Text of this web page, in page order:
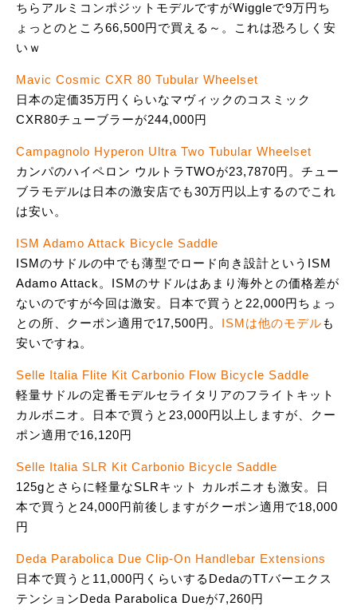
ちらアルミコンポジットモデルですがWiggleで9万円ち
ょっとのところ66,500円で買える～。これは恐ろしく安
いｗ
Mavic Cosmic CXR 80 Tubular Wheelset
日本の定価35万円くらいなマヴィックのコスミック
CXR80チューブラーが244,000円
Campagnolo Hyperon Ultra Two Tubular Wheelset
カンパのハイペロン ウルトラTWOが23,7870円。チュー
ブラモデルは日本の激安店でも30万円以上するのでこれ
は安い。
ISM Adamo Attack Bicycle Saddle
ISMのサドルの中でも薄型でロード向き設計というISM
Adamo Attack。ISMのサドルはあまり海外との価格差が
ないのですが今回は激安。日本で買うと22,000円ちょっ
との所、クーポン適用で17,500円。 ISMは他のモデルも
安いですね。
Selle Italia Flite Kit Carbonio Flow Bicycle Saddle
軽量サドルの定番モデルセライタリアのフライトキット
カルボニオ。日本で買うと23,000円以上しますが、クー
ポン適用で16,120円
Selle Italia SLR Kit Carbonio Bicycle Saddle
125gとさらに軽量なSLRキット カルボニオも激安。日
本で買うと24,000円前後しますがクーポン適用で18,000
円
Deda Parabolica Due Clip-On Handlebar Extensions
日本で買うと11,000円くらいするDedaのTTバーエクス
テンションDeda Parabolica Dueが7,260円